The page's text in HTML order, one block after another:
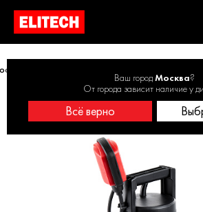
Ваш городМосква?
От города зависит наличие у
Всё верно
погружной дренажный ELITECH НПД 550-35П